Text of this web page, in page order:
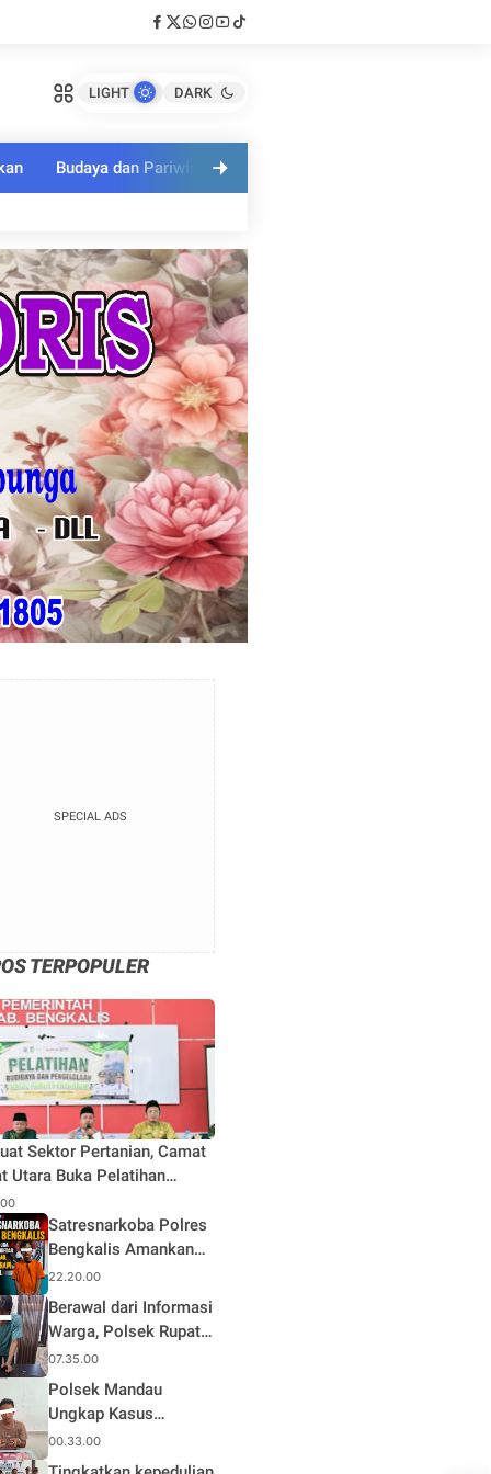
LIGHT DARK
Budaya dan Pariwisata
SPECIAL ADS
TERPOPULER
Sektor Pertanian, Camat
Utara Buka Pelatihan
dan Pengelolaan Hasil
Pertanian di Desa Teluk
Satresnarkoba Polres
Bengkalis Amankan
Terduga Pengedar
Sabu di Mandau, Sita
1,59 Gram Barang
Bukti
22.20.00
Berawal dari Informasi
Warga, Polsek Rupat
Ungkap Kasus Sabu
dan Amankan Seorang
Pria
07.35.00
Polsek Mandau
Ungkap Kasus
Narkotika, Seorang
Pria Diamankan
00.33.00